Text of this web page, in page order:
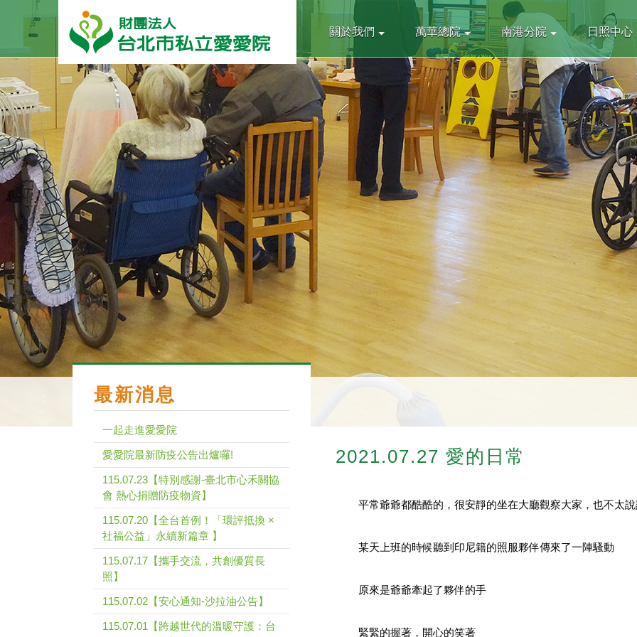
關於我們 萬華總院 南港分院 日照中心
2021.07.27 愛的日常
平常爺爺都酷酷的，很安靜的坐在大廳觀察大家，也不太
	某天上班的時候聽到印尼籍的照服夥伴傳來了一陣騷動
	原來是爺爺牽起了夥伴的手
	緊緊的握著，開心的笑著
最新消息
一起走進愛愛院
愛愛院最新防疫公告出爐囉!
115.07.23【特別感謝-臺北市心禾關協
會 熱心捐贈防疫物資】
115.07.20【全台首例！「環評抵換 ×
社福公益」永續新篇章 】
115.07.17【攜手交流，共創優質長
照】
115.07.02【安心通知-沙拉油公告】
115.07.01【跨越世代的溫暖守護：台